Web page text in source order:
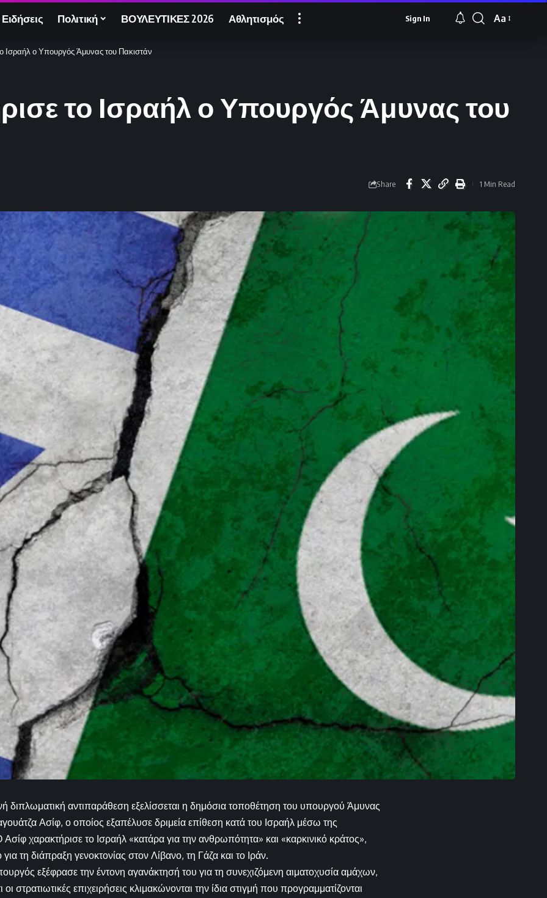
Πολιτική ΒΟΥΛΕΥΤΙΚΕΣ 2026 Αθλητισμός Sign In
Font
Aa
Ισραήλ ο Υπουργός Άμυνας του Πακιστάν
το Ισραήλ ο Υπουργός Άμυνας του
Share 1 Min Read
διπλωματική αντιπαράθεση εξελίσσεται η δημόσια τοποθέτηση του υπουργού Άμυνας
Ασίφ, ο οποίος εξαπέλυσε δριμεία επίθεση κατά του Ισραήλ μέσω της
χαρακτήρισε το Ισραήλ «κατάρα για την ανθρωπότητα» και «καρκινικό κράτος»,
τη διάπραξη γενοκτονίας στον Λίβανο, τη Γάζα και το Ιράν.
εξέφρασε την έντονη αγανάκτησή του για τη συνεχιζόμενη αιματοχυσία αμάχων,
στρατιωτικές επιχειρήσεις κλιμακώνονται την ίδια στιγμή που προγραμματίζονται